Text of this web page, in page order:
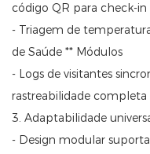
código QR para check-
- Triagem de
de Saúde ** Módulos
- Logs de visitantes
rastreabilidade completa
3. Adaptabilidade
- Design modular